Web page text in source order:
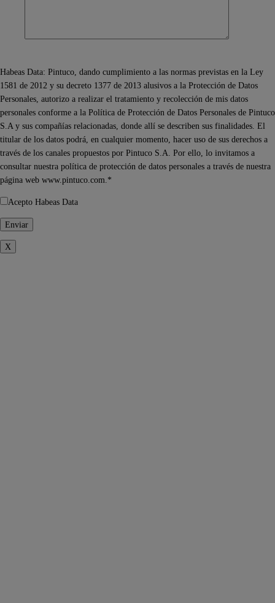
Habeas Data: Pintuco, dando cumplimiento a las normas previstas en la Ley
1581 de 2012 y su decreto 1377 de 2013 alusivos a la Protección de Datos
Personales, autorizo a realizar el tratamiento y recolección de mis datos
personales conforme a la Política de Protección de Datos Personales de Pintuco
S.A y sus compañías relacionadas, donde allí se describen sus finalidades. El
titular de los datos podrá, en cualquier momento, hacer uso de sus derechos a
través de los canales propuestos por Pintuco S.A. Por ello, lo invitamos a
consultar nuestra política de protección de datos personales a través de nuestra
página web www.pintuco.com.*
Acepto Habeas Data
X